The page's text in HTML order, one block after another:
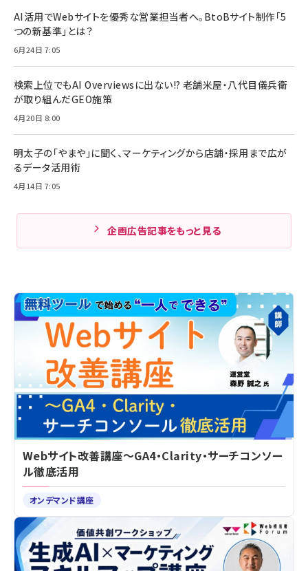
AI活用でWebサイトを優秀な営業担当者へ。BtoBサイト制作「5
つの新基準」とは？
6月24日 7:05
検索上位でもAI Overviewsに出ない!? 老舗米屋・八代目儀兵衛
が取り組んだGEO施策
4月20日 8:00
明太子の「やまや」に聞く、マーケティングから店舗・採用まで広が
るデータ活用術
4月14日 7:05
企画広告記事をもっと見る
Webサイト改善講座～GA4・Clarity・サーチコンソー
ル徹底活用
オンデマンド講座